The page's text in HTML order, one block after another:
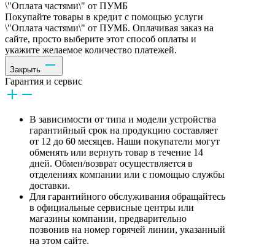
\"Оплата частями\" от ПУМБ
Покупайте товары в кредит с помощью услуги
\"Оплата частями\" от ПУМБ. Оплачивая заказ на
сайте, просто выберите этот способ оплаты и
укажите желаемое количество платежей.
Закрыть
Гарантия и сервис
В зависимости от типа и модели устройства
гарантийный срок на продукцию составляет
от 12 до 60 месяцев. Наши покупатели могут
обменять или вернуть товар в течение 14
дней. Обмен/возврат осуществляется в
отделениях компании или с помощью службы
доставки.
Для гарантийного обслуживания обращайтесь
в официальные сервисные центры или
магазины компании, предварительно
позвонив на номер горячей линии, указанный
на этом сайте.